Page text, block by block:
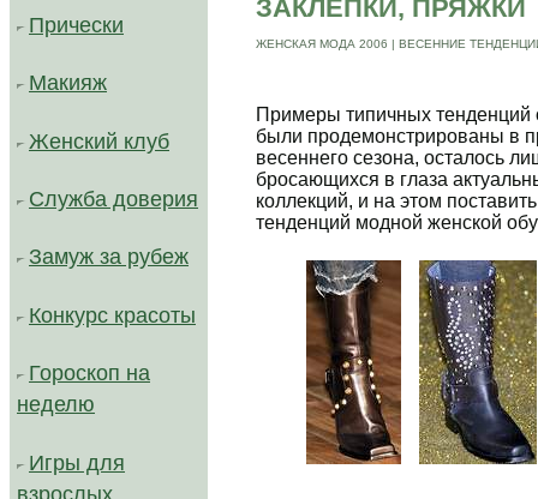
Прически
Макияж
Женский клуб
Служба доверия
Замуж за рубеж
Конкурс красоты
Гороскоп на
неделю
Игры для
взрослых
ЗАКЛЁПКИ, ПРЯЖКИ
ЖЕНСКАЯ МОДА 2006 | ВЕСЕННИЕ
Примеры типичных тенденций
были продемонстрированы в
весеннего сезона, осталось
бросающихся в глаза
коллекций, и на этом
тенденций модной женской